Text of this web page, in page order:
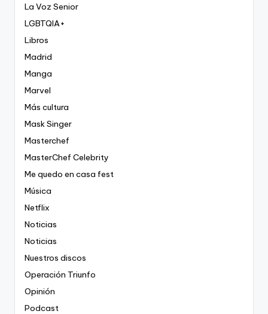
La Voz Senior
LGBTQIA+
Libros
Madrid
Manga
Marvel
Más cultura
Mask Singer
Masterchef
MasterChef Celebrity
Me quedo en casa fest
Música
Netflix
Noticias
Noticias
Nuestros discos
Operación Triunfo
Opinión
Podcast